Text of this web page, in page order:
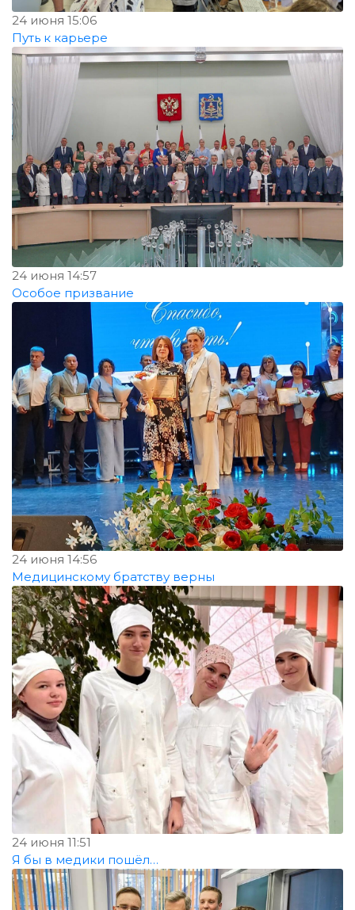
24 июня 15:06
Путь к карьере
24 июня 14:57
Особое призвание
24 июня 14:56
Медицинскому братству верны
24 июня 11:51
Я бы в медики пошёл…